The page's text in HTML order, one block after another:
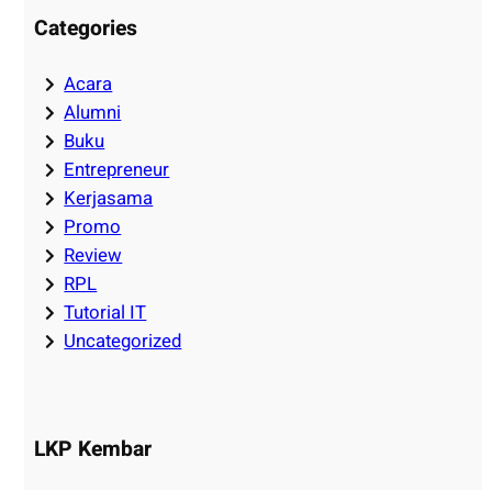
Categories
Acara
Alumni
Buku
Entrepreneur
Kerjasama
Promo
Review
RPL
Tutorial IT
Uncategorized
LKP Kembar